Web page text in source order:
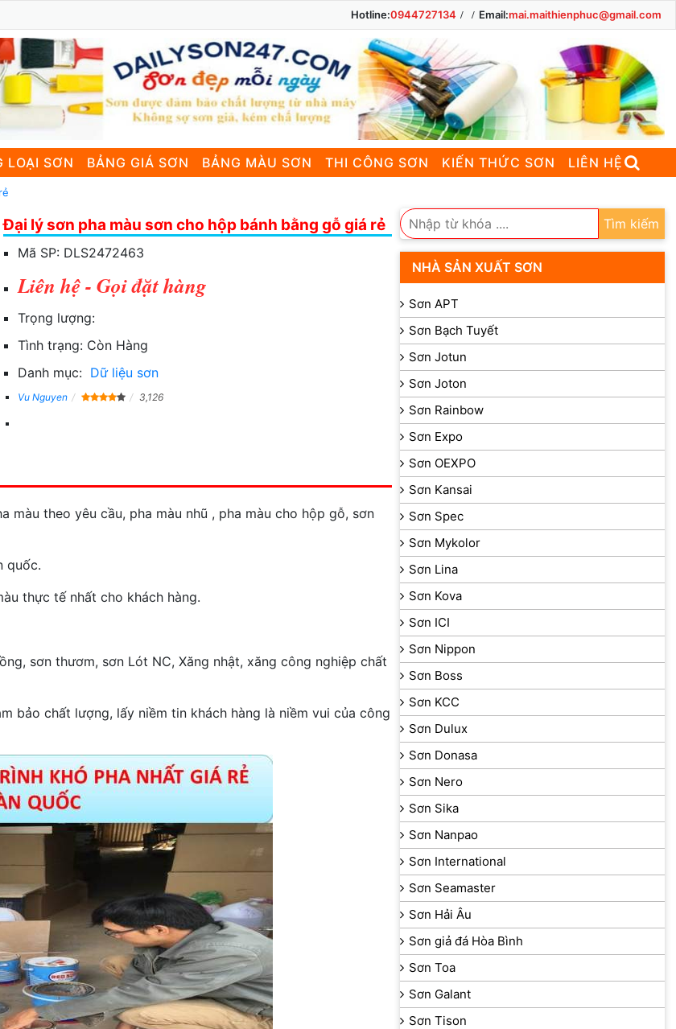
Hotline:0944727134 Email:mai.maithienphuc@gmail.com
LOẠI SƠN BẢNG GIÁ SƠN BẢNG MÀU SƠN THI CÔNG SƠN KIẾN THỨC SƠN LIÊN HỆ
Đại lý sơn pha màu sơn cho hộp bánh bằng gỗ giá rẻ
Mã SP: DLS2472463
Liên hệ - Gọi đặt hàng
Trọng lượng:
Tình trạng: Còn Hàng
Danh mục: Dữ liệu sơn
Vu Nguyen 3,126
màu theo yêu cầu, pha màu nhũ , pha màu cho hộp gỗ, sơn
quốc.
thực tế nhất cho khách hàng.
sơn thươm, sơn Lót NC, Xăng nhật, xăng công nghiệp chất
bảo chất lượng, lấy niềm tin khách hàng là niềm vui của công
Tìm kiếm
NHÀ SẢN XUẤT SƠN
Sơn APT
Sơn Bạch Tuyết
Sơn Jotun
Sơn Joton
Sơn Rainbow
Sơn Expo
Sơn OEXPO
Sơn Kansai
Sơn Spec
Sơn Mykolor
Sơn Lina
Sơn Kova
Sơn ICI
Sơn Nippon
Sơn Boss
Sơn KCC
Sơn Dulux
Sơn Donasa
Sơn Nero
Sơn Sika
Sơn Nanpao
Sơn International
Sơn Seamaster
Sơn Hải Âu
Sơn giả đá Hòa Bình
Sơn Toa
Sơn Galant
Sơn Tison